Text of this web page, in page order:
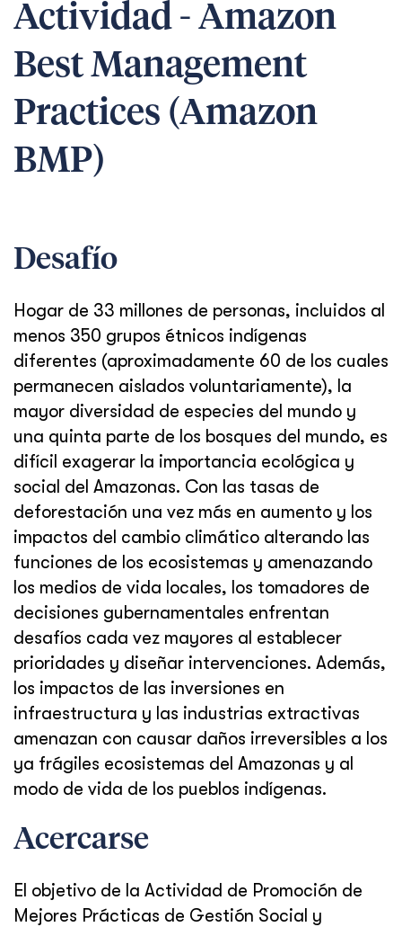
Actividad - Amazon
Best Management
Practices (Amazon
BMP)
Desafío
Hogar de 33 millones de personas, incluidos al
menos 350 grupos étnicos indígenas
diferentes (aproximadamente 60 de los cuales
permanecen aislados voluntariamente), la
mayor diversidad de especies del mundo y
una quinta parte de los bosques del mundo, es
difícil exagerar la importancia ecológica y
social del Amazonas. Con las tasas de
deforestación una vez más en aumento y los
impactos del cambio climático alterando las
funciones de los ecosistemas y amenazando
los medios de vida locales, los tomadores de
decisiones gubernamentales enfrentan
desafíos cada vez mayores al establecer
prioridades y diseñar intervenciones. Además,
los impactos de las inversiones en
infraestructura y las industrias extractivas
amenazan con causar daños irreversibles a los
ya frágiles ecosistemas del Amazonas y al
modo de vida de los pueblos indígenas.
Acercarse
El objetivo de la Actividad de Promoción de
Mejores Prácticas de Gestión Social y